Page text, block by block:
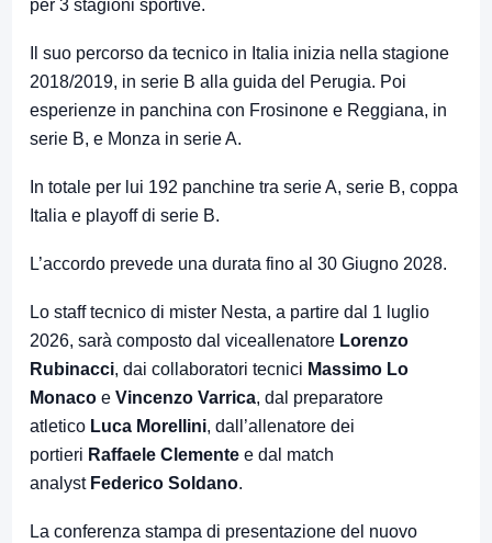
per 3 stagioni sportive.
Il suo percorso da tecnico in Italia inizia nella stagione
2018/2019, in serie B alla guida del Perugia. Poi
esperienze in panchina con Frosinone e Reggiana, in
serie B, e Monza in serie A.
In totale per lui 192 panchine tra serie A, serie B, coppa
Italia e playoff di serie B.
L’accordo prevede una durata fino al 30 Giugno 2028.
Lo staff tecnico di mister Nesta, a partire dal 1 luglio
2026, sarà composto dal viceallenatore Lorenzo
Rubinacci, dai collaboratori tecnici Massimo Lo
Monaco e Vincenzo Varrica, dal preparatore
atletico Luca Morellini, dall’allenatore dei
portieri Raffaele Clemente e dal match
analyst Federico Soldano.
La conferenza stampa di presentazione del nuovo